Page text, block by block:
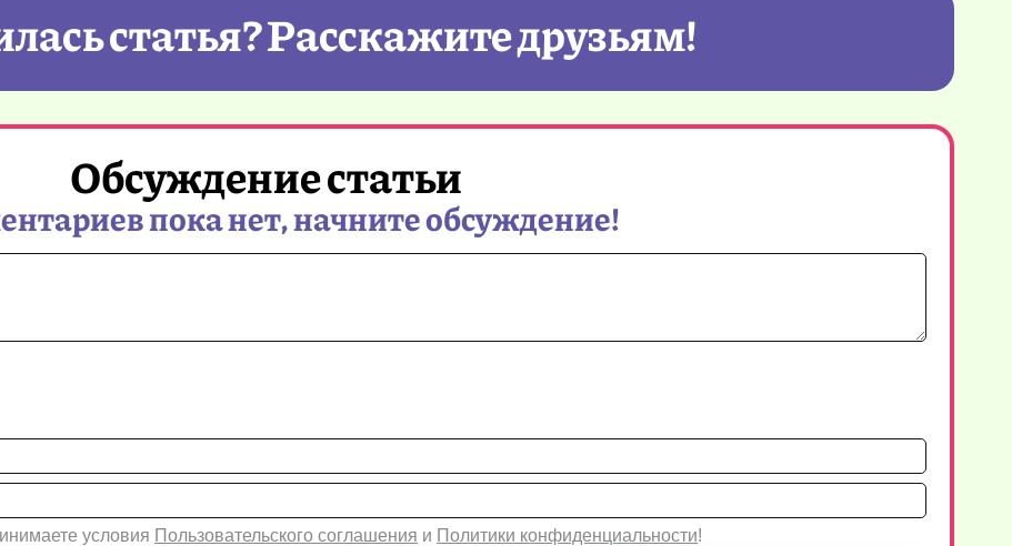
статья? Расскажите друзьям!
Обсуждение статьи
пока нет, начните обсуждение!
Имя*
Email
условия Пользовательского соглашения и Политики конфиденциальности!